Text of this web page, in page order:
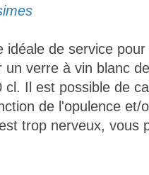
idéale de service
un verre à vin blanc
cl. Il est possible de
de l'opulence et/
trop nerveux, vous